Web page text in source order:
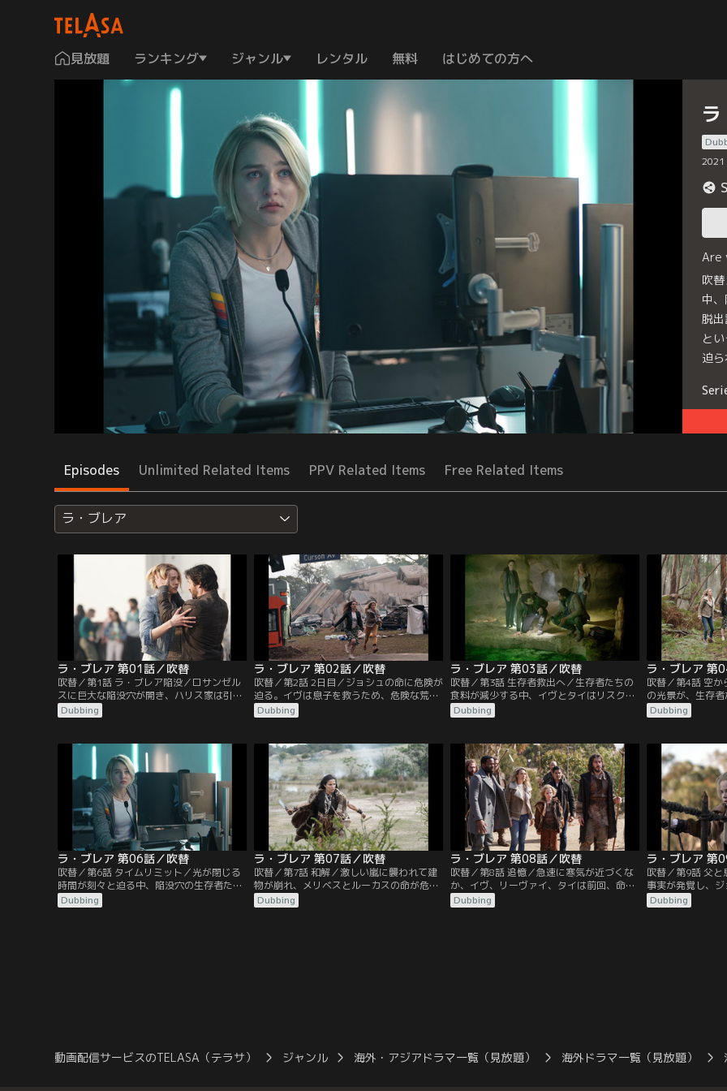
見放題 ランキング ジャンル レンタル 無料 はじめての方へ
2021
Are
吹
中
脱
と
迫
Episodes Unlimited Related Items PPV Related Items Free Related Items
ラ・ブレア
ラ・ブレア 第01話／吹替
吹替／第1話 ラ・ブレア陥没／ロサンゼル
スに巨大な陥没穴が開き、ハリス家は引き
裂かれる。イヴと息子は謎の太古の世界に
送られる。ギャヴィンは、長年悩まされて
もしれないことを知る。
Dubbing
ラ・ブレア 第02話／吹替
吹替／第2話 2日目／ジョシュの命に危険が
迫る。イヴは息子を救うため、危険な荒野
を横断する。救助活動を始めようと必死の
ギャヴィンとイジー。陥没穴の中に生存者
エージェントが2人の動きを追う。
Dubbing
ラ・ブレア 第03話／吹替
吹替／第3話 生存者救出へ／生存者たちの
食料が減少する中、イヴとタイはリスクを
承知で森へ狩りに出かける。そして2人の
生存を脅かす予期せぬ危険に直面する。思
な過去を共有する旧友に、自らの信念と家
族の運命を託さなければならない。
Dubbing
ラ・ブレア 第
吹替／第4話 空
の光景が、生存
の波を広げる。
する。政府が陥
ところに助けを
Dubbing
ラ・ブレア 第06話／吹替
吹替／第6話 タイムリミット／光が閉じる
時間が刻々と迫る中、陥没穴の生存者たち
は最後の脱出を試みる。しかしその脱出計
画は、ギャヴィンから「この計画は大惨事
Dubbing
ラ・ブレア 第07話／吹替
吹替／第7話 和解／激しい嵐に襲われて建
物が崩れ、メリベスとルーカスの命が危険
にさらされる。皆の地上への帰還を阻止し
たことから周囲と対立したままのイヴは、
Dubbing
ラ・ブレア 第08話／吹替
吹替／第8話 追憶／急速に寒気が近づくな
か、イヴ、リーヴァイ、タイは前回、命を
奪われそうになったにも関わらず、謎の要
塞に舞い戻る。紀元前1万年のサバイバル
Dubbing
ラ・ブレア 第
吹替／第9話 父
事実が発覚し、
険にさらされる
人を救う鍵を握
Dubbing
動画配信サービスのTELASA（テラサ） ジャンル 海外・アジアドラマ一覧（見放題） 海外ドラマ一覧（見放題）